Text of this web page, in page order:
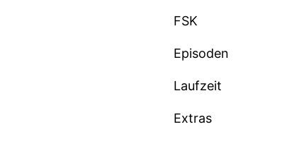
FSK
Episoden
Laufzeit
Extras